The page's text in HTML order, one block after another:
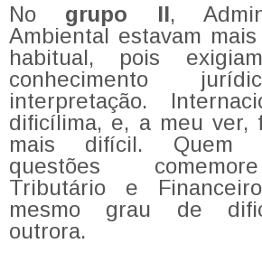
No grupo II,
Ambiental estavam
habitual, pois
conhecimento
interpretação.
dificílima, e, a meu ver,
mais difícil. Quem
questões
Tributário e
mesmo grau de
outrora.